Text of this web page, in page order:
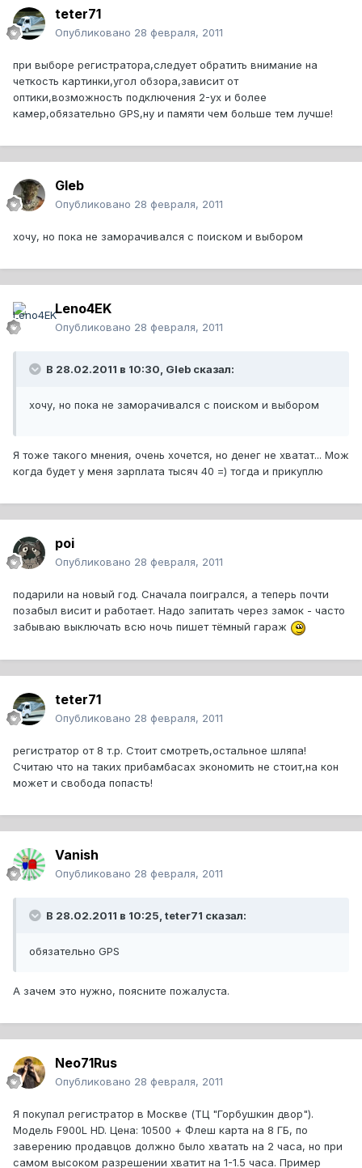
teter71
Опубликовано 28 февраля, 2011
при выборе регистратора,следует обратить внимание на
четкость картинки,угол обзора,зависит от
оптики,возможность подключения 2-ух и более
камер,обязательно GPS,ну и памяти чем больше тем лучше!
Gleb
Опубликовано 28 февраля, 2011
хочу, но пока не заморачивался с поиском и выбором
Leno4EK
Опубликовано 28 февраля, 2011
В 28.02.2011 в 10:30, Gleb сказал:
хочу, но пока не заморачивался с поиском и выбором
Я тоже такого мнения, очень хочется, но денег не хватат... Мож
когда будет у меня зарплата тысяч 40 =) тогда и прикуплю
poi
Опубликовано 28 февраля, 2011
подарили на новый год. Сначала поигрался, а теперь почти
позабыл висит и работает. Надо запитать через замок - часто
забываю выключать всю ночь пишет тёмный гараж
teter71
Опубликовано 28 февраля, 2011
регистратор от 8 т.р. Стоит смотреть,остальное шляпа!
Считаю что на таких прибамбасах экономить не стоит,на кон
может и свобода попасть!
Vanish
Опубликовано 28 февраля, 2011
В 28.02.2011 в 10:25, teter71 сказал:
обязательно GPS
А зачем это нужно, поясните пожалуста.
Neo71Rus
Опубликовано 28 февраля, 2011
Я покупал регистратор в Москве (ТЦ "Горбушкин двор").
Модель F900L HD. Цена: 10500 + Флеш карта на 8 ГБ, по
заверению продавцов должно было хватать на 2 часа, но при
самом высоком разрешении хватит на 1-1.5 часа. Пример